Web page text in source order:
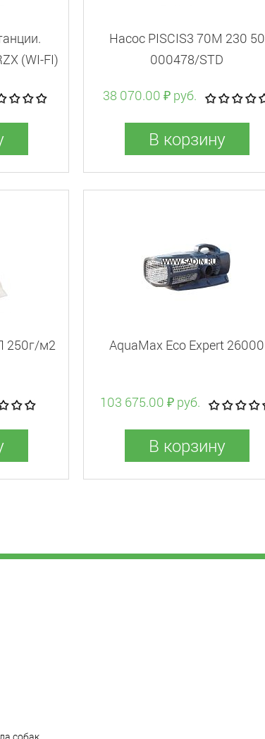
(WI-FI)
Насос PISCIS3 70M 230 50
000478/STD
38 070.00 ₽ руб.
В корзину
250г/м2 AquaMax Eco Expert 26000
103 675.00 ₽ руб.
В корзину